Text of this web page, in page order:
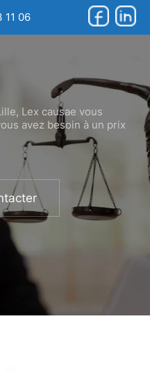
11 06
Lex causae vous
avez besoin à un prix